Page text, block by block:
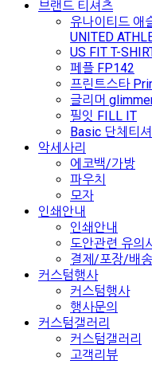
브랜드 티셔츠
유나이티드 애
UNITED
US FIT T-
페플 FP142
프린트스타
글리머
필잇 FILL IT
Basic 단체티
악세사리
에코백/가방
파우치
모자
인쇄안내
인쇄안내
도안관련 유의
결제/포장/배
커스텀행사
커스텀행사
행사문의
커스텀갤러리
커스텀갤러리
고객리뷰